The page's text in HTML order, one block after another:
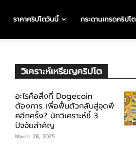
ราคาคริปโตวันนี้ กระดานเทรดคริปโต
วิเคราะห์เหรียญคริปโต
อะไรคือสิ่งที่ Dogecoin
ต้องการ เพื่อฟื้นตัวกลับสู่จุดพี
คอีกครั้ง? นักวิเคราะห์ชี้ 3
ปัจจัยสำคัญ
March 28, 2025